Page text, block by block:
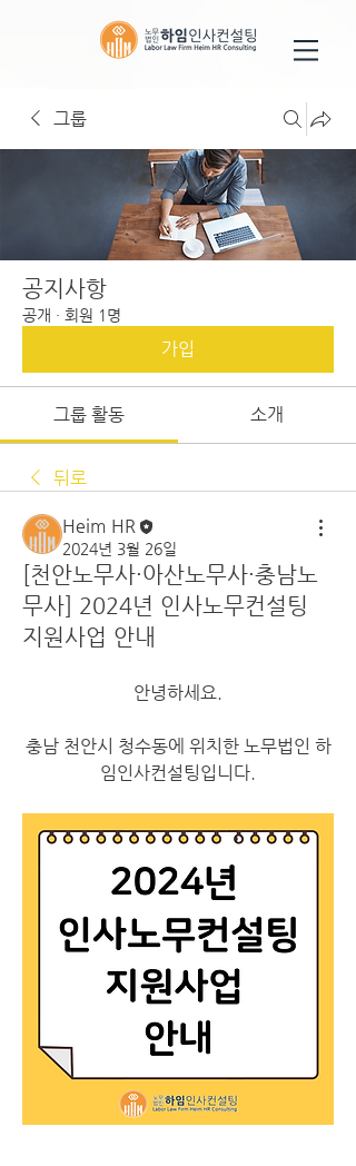
그룹
공지사항
공개 · 회원 1명
가입
그룹 활동 소개
뒤로
Heim HR
2024년 3월 26일
[천안노무사·아산노무사·충남노
무사] 2024년 인사노무컨설팅
지원사업 안내
안녕하세요.
충남 천안시 청수동에 위치한 노무법인 하
임인사컨설팅입니다.